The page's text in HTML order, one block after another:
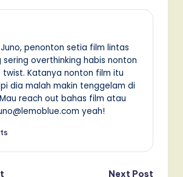
penonton setia film lintas
overthinking habis nonton
Katanya nonton film itu
dia malah makin tenggelam di
reach out bahas film atau
yeah!
Next Post